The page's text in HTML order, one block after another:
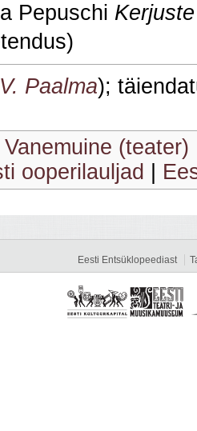
Pepuschi
V. Paalma);
Vanemuine (teater)
ooperilauljad
Eesti Entsüklopeediast